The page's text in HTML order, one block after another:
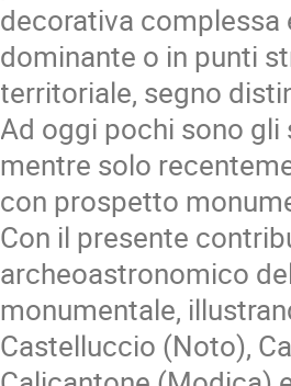
decorativa
dominante o in punti
territoriale, segno
Ad oggi pochi sono
mentre solo
con prospetto
Con il presente
archeoastronomico
monumentale,
Castelluccio (Noto),